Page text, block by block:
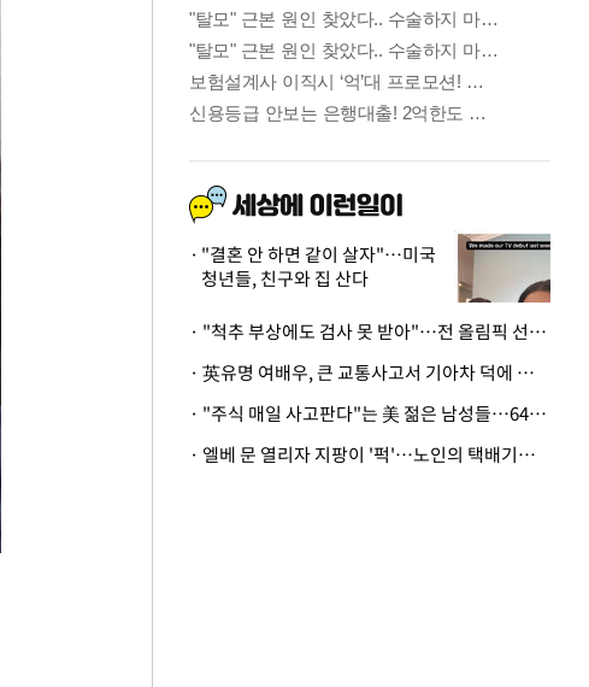
"결혼 안 하면 같이 살자"…미국
청년들, 친구와 집 산다
· "척추 부상에도 검사 못 받아"…전 올림픽 선수, 美봅슬레이협회 상대 소송
· 英유명 여배우, 큰 교통사고서 기아차 덕에 살았다
· "주식 매일 사고판다"는 美 젊은 남성들…64%가 "나는 인생의 패배자“
· 엘베 문 열리자 지팡이 '퍽'…노인의 택배기사 폭행 이유